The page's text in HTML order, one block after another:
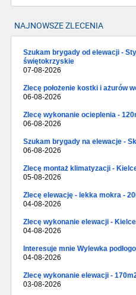
NAJNOWSZE ZLECENIA
Szukam brygady od elewacji -
świętokrzyskie
07-08-2026
Zlecę położenie kostki i ażurów
06-08-2026
Zlecę wykonanie ocieplenia -
06-08-2026
Szukam brygady na elewacje -
06-08-2026
Zlecę montaż klimatyzacji -
05-08-2026
Zlecę elewację - lekka mokra -
04-08-2026
Zlecę wykonanie elewacji - Kielce
04-08-2026
Interesuje mnie Wylewka
04-08-2026
Zlecę wykonanie elewacji -
03-08-2026